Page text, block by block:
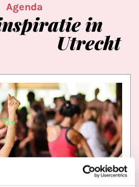
Agenda
in
Utrecht